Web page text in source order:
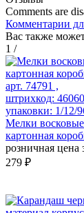
Comments are
Комментарии
Вас также
1 /
арт. 74791 ,
штрихкод:
упаковки: 1/12/
Мелки
картонная
розничная цена
279 ₽